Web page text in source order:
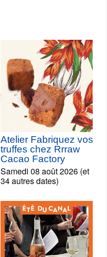
Atelier Fabriquez vos
truffes chez Rrraw
Cacao Factory
Samedi 08 août 2026 (et
34 autres dates)